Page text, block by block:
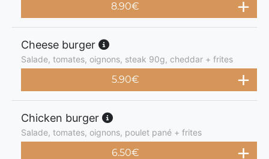
8.90€
Cheese burger
Salade, tomates, oignons, steak 90g, cheddar + frites
5.90€
Chicken burger
Salade, tomates, oignons, poulet pané + frites
6.50€